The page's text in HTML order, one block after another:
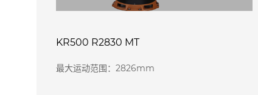
KR500 R2830 MT
最大运动范围：2826mm